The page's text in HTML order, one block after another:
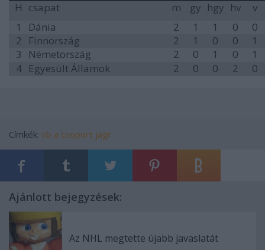
H csapat m gy hgy hv
v
1
Dánia 2 1 1 0
0
2
Finnország 2 1 0 0
1
3
Németország 2 0 1 0
1
4 Egyesült Államok 2 0 0 2 0
Címkék: vb a csoport jagr
Ajánlott bejegyzések:
Az NHL megtette újabb javaslatát